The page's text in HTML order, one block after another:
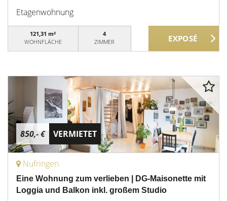
Etagenwohnung
121,31 m²
WOHNFLÄCHE
4
ZIMMER
850,- € VERMIETET
Nufringen
Eine Wohnung zum verlieben | DG-Maisonette mit
Loggia und Balkon inkl. großem Studio